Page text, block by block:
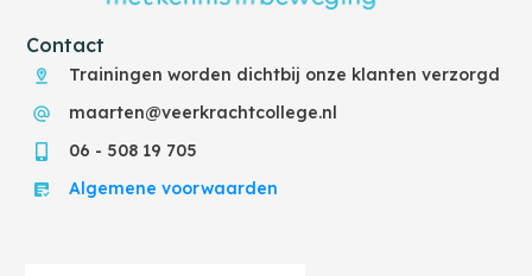
Contact
Trainingen worden dichtbij onze klanten verzorgd
maarten@veerkrachtcollege.nl
06 - 508 19 705
Algemene voorwaarden